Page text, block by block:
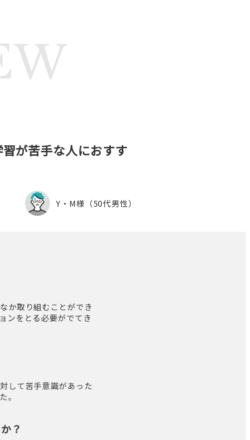
が苦手な人におすす
Y・M様（50代男性）
か取り組むことができ
ンをとる必要がでてき
して苦手意識があった
。
？